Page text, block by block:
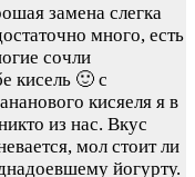
замена слегка
много, есть
сочли
кисель 🙂 с
кисяеля я в
из нас. Вкус
мол стоит ли
йогурту.